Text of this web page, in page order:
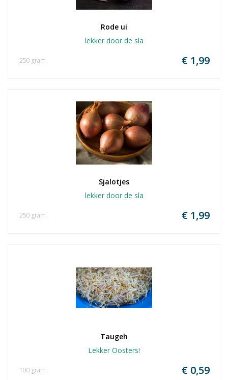
Rode ui
lekker door de sla
€ 1,99
250 gram
Sjalotjes
lekker door de sla
€ 1,99
250 gram
Taugeh
Lekker Oosters!
€ 0,59
100 gram